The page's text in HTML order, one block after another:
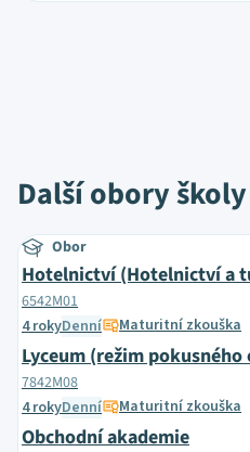
Další obory školy
Obor
Hotelnictví (Hotelnictví a
6542M01
4 rokyDenní Maturitní zkouška
Lyceum (režim
7842M08
4 rokyDenní Maturitní zkouška
Obchodní akademie